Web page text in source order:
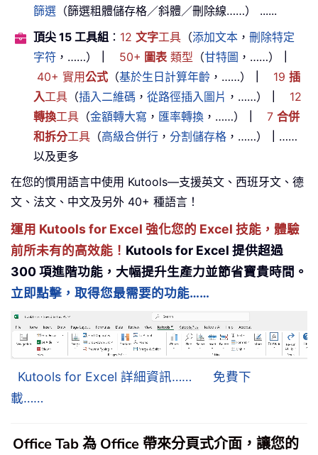
篩選 （篩選粗體儲存格／斜體／刪除線……） ......
頂尖 15 工具組 ： 12 文字工具 （添加文本 ， 刪除特定
字符 ，……） 50+ 圖表類型 （甘特圖 ，……）
40+ 實用公式 （基於生日計算年齡 ，……） 19 插
入工具 （插入二維碼 ， 從路徑插入圖片 ，……）
12
轉換工具 （金額轉大寫 ， 匯率轉換 ，……） 7 合併
和拆分工具 （高級合併行 ， 分割儲存格 ，……）
……
以及更多
在您的慣用語言中使用 Kutools—支援英文、西班牙文、德
文、法文、中文及另外 40+ 種語言！
運用 Kutools for Excel 強化您的 Excel 技能，體驗
前所未有的高效能！ Kutools for Excel 提供超過
300 項進階功能，大幅提升生產力並節省寶貴時間。
立即點擊，取得您最需要的功能……
Kutools for Excel 詳細資訊……
免費下
載……
Office Tab 為 Office 帶來分頁式介面，讓您的